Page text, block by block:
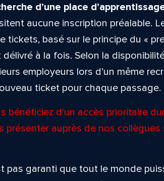
d’une place
aucune inscription préalable.
tickets, basé sur le principe du «
à la fois. Selon la
employeurs lors d’un même
ticket pour chaque passage.
bénéficiez d’un accès prioritaire
présenter auprès de nos
pas garanti que tout le monde